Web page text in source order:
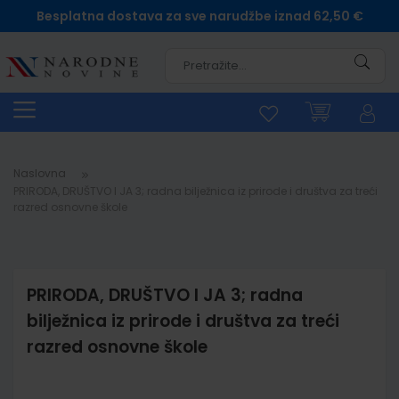
Besplatna dostava za sve narudžbe iznad 62,50 €
Naslovna
PRIRODA, DRUŠTVO I JA 3; radna
bilježnica iz prirode i društva za treći
razred osnovne škole